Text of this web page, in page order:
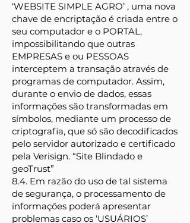
‘WEBSITE SIMPLE AGRO’ , uma nova
chave de encriptação é criada entre o
seu computador e o PORTAL,
impossibilitando que outras
EMPRESAS e ou PESSOAS
interceptem a transação através de
programas de computador. Assim,
durante o envio de dados, essas
informações são transformadas em
símbolos, mediante um processo de
criptografia, que só são decodificados
pelo servidor autorizado e certificado
pela Verisign. “Site Blindado e
geoTrust”
8.4. Em razão do uso de tal sistema
de segurança, o processamento de
informações poderá apresentar
problemas caso os ‘USUÁRIOS’